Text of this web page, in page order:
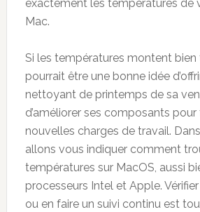
exactement les températures de
Mac.
Si les températures montent
pourrait être une bonne idée
nettoyant de printemps de sa
d’améliorer ses composants
nouvelles charges de travail.
allons vous indiquer comment
températures sur MacOS, aussi
processeurs Intel et Apple.
ou en faire un suivi continu est